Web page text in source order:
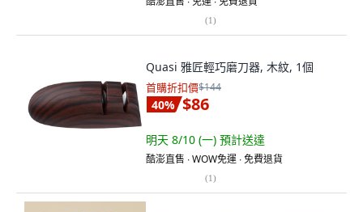
(1)
Quasi 雅匠輕巧磨刀器, 木紋, 1個
首購折扣價$144
40% $86
明天 8/10 (一) 預計送達
酷澎直售 ∙ WOW免運 ∙ 免費退貨
(1)